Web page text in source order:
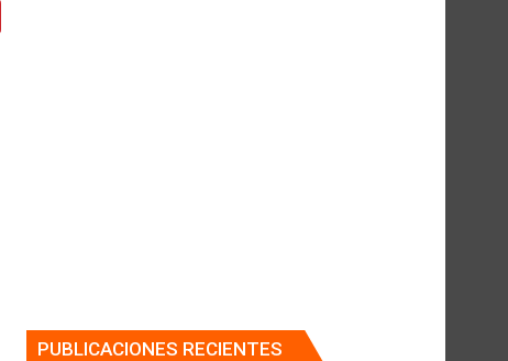
PUBLICACIONES RECIENTES